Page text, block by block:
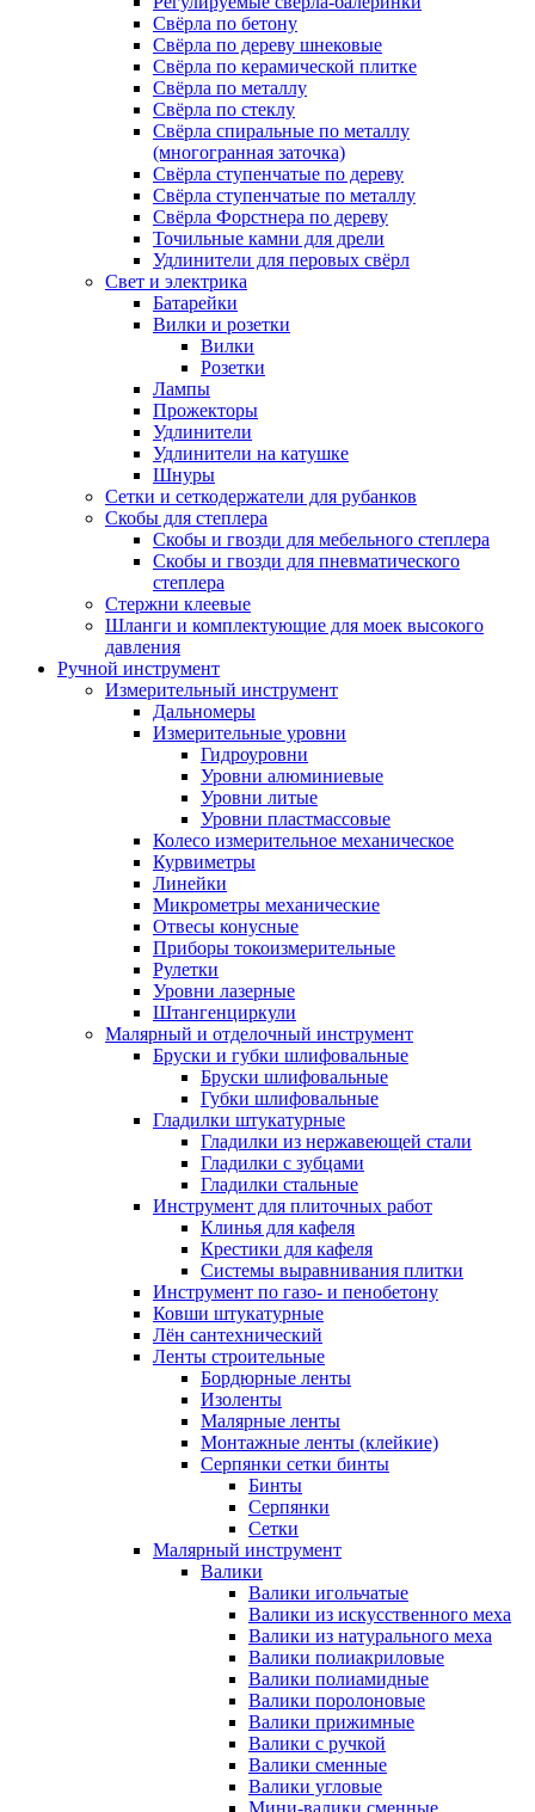
Свёрла по бетону
Свёрла по дереву шнековые
Свёрла по керамической плитке
Свёрла по металлу
Свёрла по стеклу
Свёрла спиральные по металлу
(многогранная заточка)
Свёрла ступенчатые по дереву
Свёрла ступенчатые по металлу
Свёрла Форстнера по дереву
Точильные камни для дрели
Удлинители для перовых свёрл
Свет и электрика
Батарейки
Вилки и розетки
Вилки
Розетки
Лампы
Прожекторы
Удлинители
Удлинители на катушке
Шнуры
Сетки и сеткодержатели для рубанков
Скобы для степлера
Скобы и гвозди для мебельного степлера
Скобы и гвозди для пневматического
степлера
Стержни клеевые
Шланги и комплектующие для моек высокого
давления
Ручной инструмент
Измерительный инструмент
Дальномеры
Измерительные уровни
Гидроуровни
Уровни алюминиевые
Уровни литые
Уровни пластмассовые
Колесо измерительное механическое
Курвиметры
Линейки
Микрометры механические
Отвесы конусные
Приборы токоизмерительные
Рулетки
Уровни лазерные
Штангенциркули
Малярный и отделочный инструмент
Бруски и губки шлифовальные
Бруски шлифовальные
Губки шлифовальные
Гладилки штукатурные
Гладилки из нержавеющей стали
Гладилки с зубцами
Гладилки стальные
Инструмент для плиточных работ
Клинья для кафеля
Крестики для кафеля
Системы выравнивания плитки
Инструмент по газо- и пенобетону
Ковши штукатурные
Лён сантехнический
Ленты строительные
Бордюрные ленты
Изоленты
Малярные ленты
Монтажные ленты (клейкие)
Серпянки сетки бинты
Бинты
Серпянки
Сетки
Малярный инструмент
Валики
Валики игольчатые
Валики из искусственного меха
Валики из натурального меха
Валики полиакриловые
Валики полиамидные
Валики поролоновые
Валики прижимные
Валики с ручкой
Валики сменные
Валики угловые
Мини-валики сменные